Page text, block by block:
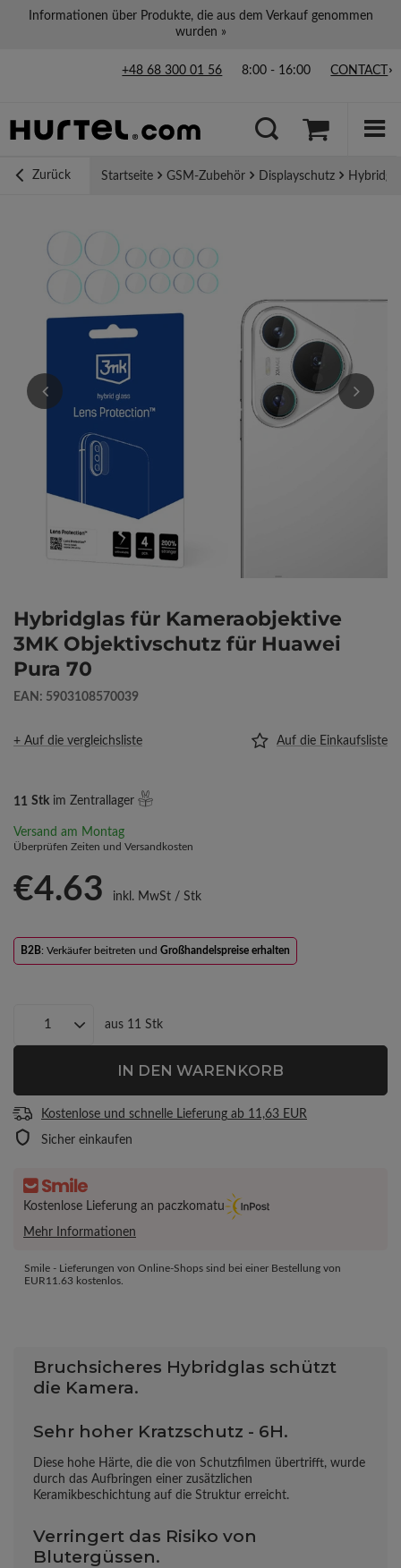
Informationen über Produkte, die aus dem Verkauf genommen
wurden »
+48 68 300 01 56 8:00 - 16:00 CONTACT
Zurück Startseite GSM-Zubehör Displayschutz
Hybridglas für Kameraobjektive
3MK Objektivschutz für Huawei
Pura 70
EAN: 5903108570039
+ Auf die vergleichsliste Auf die Einkaufsliste
11 Stk im Zentrallager
Versand am Montag
Überprüfen Zeiten und Versandkosten
€4.63 inkl. MwSt/ Stk
B2B: Verkäufer beitreten und Großhandelspreise erhalten
aus 11 Stk
IN DEN WARENKORB
Kostenlose und schnelle Lieferung ab 11,63 EUR
Sicher einkaufen
Kostenlose Lieferung an paczkomatu
Mehr Informationen
Smile - Lieferungen von Online-Shops sind bei einer Bestellung von
EUR11.63 kostenlos.
Bruchsicheres Hybridglas schützt
die Kamera.
Sehr hoher Kratzschutz - 6H.
Diese hohe Härte, die die von Schutzfilmen übertrifft, wurde
durch das Aufbringen einer zusätzlichen
Keramikbeschichtung auf die Struktur erreicht.
Verringert das Risiko von
Blutergüssen.